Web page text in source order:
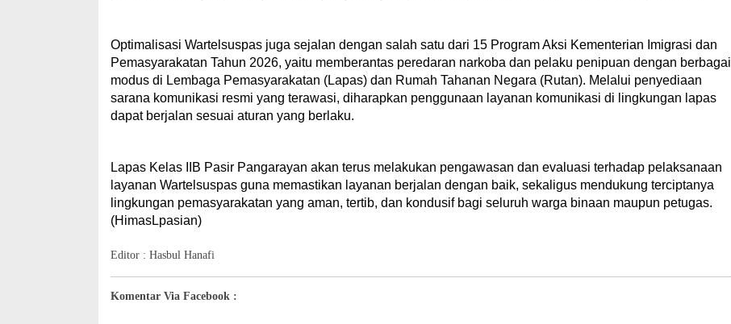
Optimalisasi Wartelsuspas juga sejalan dengan salah satu dari 15 Program Aksi Kementerian Imigrasi dan
Pemasyarakatan Tahun 2026, yaitu memberantas peredaran narkoba dan pelaku penipuan dengan berbagai
modus di Lembaga Pemasyarakatan (Lapas) dan Rumah Tahanan Negara (Rutan). Melalui penyediaan
sarana komunikasi resmi yang terawasi, diharapkan penggunaan layanan komunikasi di lingkungan lapas
dapat berjalan sesuai aturan yang berlaku.
Lapas Kelas IIB Pasir Pangarayan akan terus melakukan pengawasan dan evaluasi terhadap pelaksanaan
layanan Wartelsuspas guna memastikan layanan berjalan dengan baik, sekaligus mendukung terciptanya
lingkungan pemasyarakatan yang aman, tertib, dan kondusif bagi seluruh warga binaan maupun petugas.
(HimasLpasian)
Editor : Hasbul Hanafi
Komentar Via Facebook :